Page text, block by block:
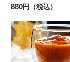
880円（税込）